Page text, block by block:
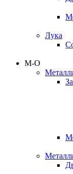
Лука
М-О